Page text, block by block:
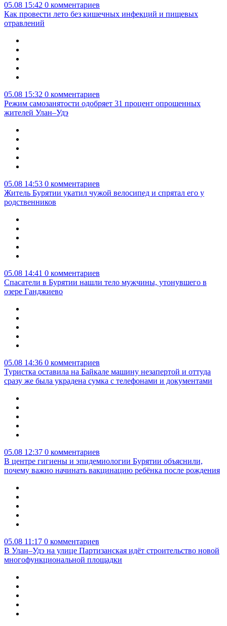
05.08 15:42 0 комментариев
Как провести лето без кишечных инфекций и пищевых
отравлений
05.08 15:32 0 комментариев
Режим самозанятости одобряет 31 процент опрошенных
жителей Улан–Удэ
05.08 14:53 0 комментариев
Житель Бурятии укатил чужой велосипед и спрятал его у
родственников
05.08 14:41 0 комментариев
Спасатели в Бурятии нашли тело мужчины, утонувшего в
озере Ганджиево
05.08 14:36 0 комментариев
Туристка оставила на Байкале машину незапертой и оттуда
сразу же была украдена сумка с телефонами и документами
05.08 12:37 0 комментариев
В центре гигиены и эпидемиологии Бурятии объяснили,
почему важно начинать вакцинацию ребёнка после рождения
05.08 11:17 0 комментариев
В Улан–Удэ на улице Партизанская идёт строительство новой
многофункциональной площадки